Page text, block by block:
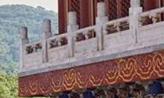
đỉnh núi, tạo nên một